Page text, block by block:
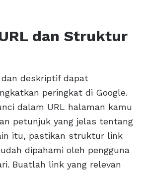
dan Struktur
dan deskriptif dapat
peringkat di Google.
dalam URL halaman kamu
petunjuk yang jelas tentang
itu, pastikan struktur link
dipahami oleh pengguna
Buatlah link yang relevan